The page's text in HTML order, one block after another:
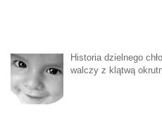
Historia dzielnego
walczy z klątwą